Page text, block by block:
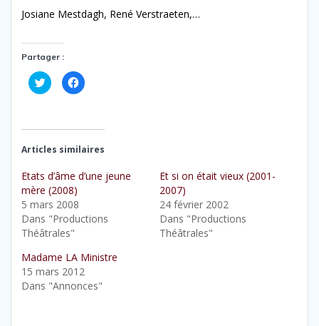
Josiane Mestdagh, René Verstraeten,…
Partager :
C
l
z
o
p
a
r
t
a
g
r
r
T
w
C
l
z
o
p
a
g
e
u
r
F
a
c
Articles similaires
Etats d’âme d’une jeune
mère (2008)
5 mars 2008
Dans "Productions
Théâtrales"
Et si on était vieux (2001-
2007)
24 février 2002
Dans "Productions
Théâtrales"
Madame LA Ministre
15 mars 2012
Dans "Annonces"